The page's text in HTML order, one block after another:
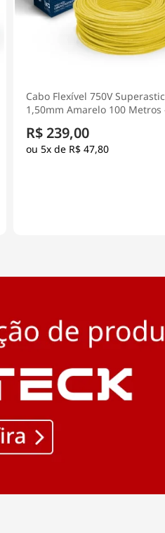
Cabo Flexível 750V Superastic
1,50mm Azul 100 Metros -
R$ 239,00
5x de R$ 47,80